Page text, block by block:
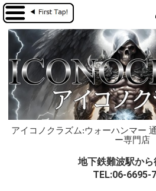
アイコノクラズム:ウォーハンマー
ー専門店
地下鉄難波駅から
TEL:06-6695-